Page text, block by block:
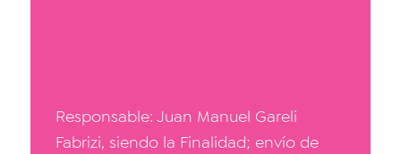
Responsable: Juan Manuel Gareli
Fabrizi, siendo la Finalidad; envío de